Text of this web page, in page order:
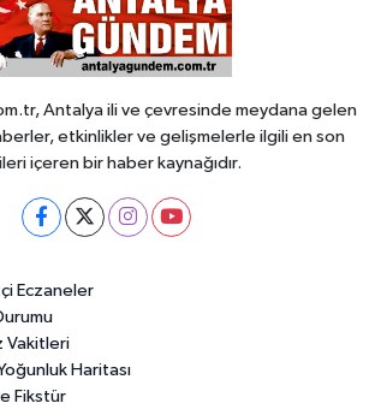
Antalya ili ve çevresinde meydana gelen
etkinlikler ve gelişmelerle ilgili en son
içeren bir haber kaynağıdır.
Eczaneler
Vakitleri
Haritası
Fikstür